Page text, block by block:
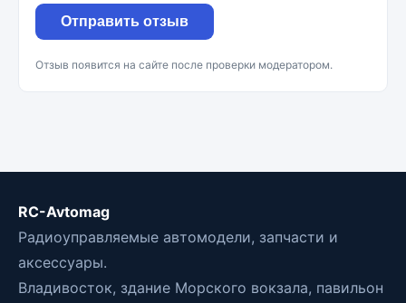
Отправить отзыв
Отзыв появится на сайте после проверки модератором.
RC-Avtomag
Радиоуправляемые автомодели, запчасти и
аксессуары.
Владивосток, здание Морского вокзала, павильон